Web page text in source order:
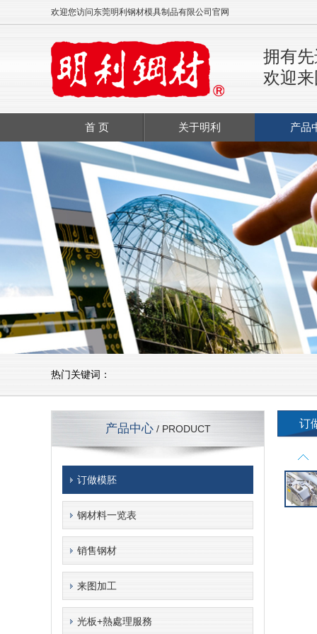
欢迎您访问东莞明利钢材模具制品有限公司官网
拥有
欢迎
首 页 关于明利 产品
热门关键词：
产品中心/ PRODUCT
订做模胚
钢材料一览表
销售钢材
来图加工
光板+熱處理服務
订